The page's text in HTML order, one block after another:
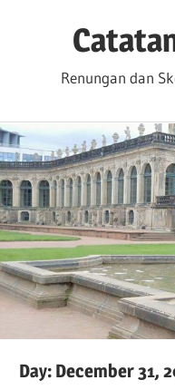
Renungan dan
Day: December 31,